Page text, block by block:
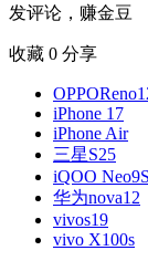
发评论，赚金豆
收藏 0 分享
iPhone 17
iPhone Air
三星S25
iQOO
华为nova12
vivos19
vivo X100s